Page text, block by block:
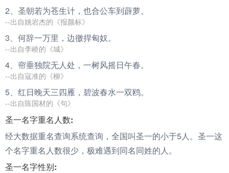
2、 圣朝若为苍生计，也合公车到薜萝。
--出自姚岩杰的《报颜标》
3、何辞一万里，边徼捍匈奴。
--出自李峤的《城》
4、帘垂独院无人处， 一树风摇日午春。
--出自寇准的《柳》
5、红日晚天三四雁，碧波春水一双鸥。
--出自陈国材的《句》
圣一名字重名人数:
经大数据重名查询系统查询，全国叫圣一的小于5人。圣一这
个名字重名人数很少，极难遇到同名同姓的人。
圣一名字性别: